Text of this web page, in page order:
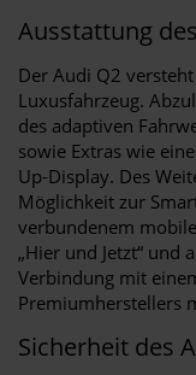
Ausstattung
Der Audi Q2
Luxusfahrzeug.
des adaptiven
sowie Extras wie
Up-Display. Des
Möglichkeit zur
verbundenem
„Hier und Jetzt“ und
Verbindung mit
Premiumherstellers
Sicherheit des